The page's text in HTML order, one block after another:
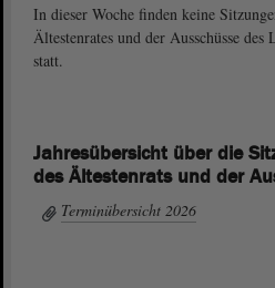
In dieser Woche finden keine
Ältestenrates und der Ausschüsse
statt.
Jahresübersicht über die
des Ältestenrats und der
Terminübersicht 2026